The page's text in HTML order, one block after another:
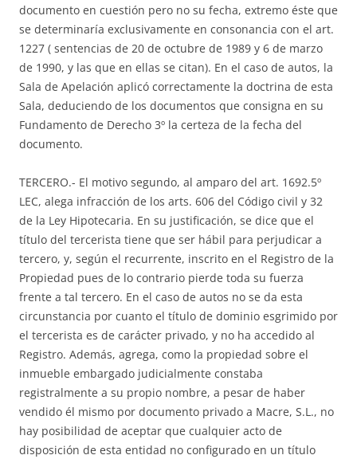
documento en cuestión pero no su fecha, extremo éste que
se determinaría exclusivamente en consonancia con el art.
1227 ( sentencias de 20 de octubre de 1989 y 6 de marzo
de 1990, y las que en ellas se citan). En el caso de autos, la
Sala de Apelación aplicó correctamente la doctrina de esta
Sala, deduciendo de los documentos que consigna en su
Fundamento de Derecho 3º la certeza de la fecha del
documento.
TERCERO.- El motivo segundo, al amparo del art. 1692.5º
LEC, alega infracción de los arts. 606 del Código civil y 32
de la Ley Hipotecaria. En su justificación, se dice que el
título del tercerista tiene que ser hábil para perjudicar a
tercero, y, según el recurrente, inscrito en el Registro de la
Propiedad pues de lo contrario pierde toda su fuerza
frente a tal tercero. En el caso de autos no se da esta
circunstancia por cuanto el título de dominio esgrimido por
el tercerista es de carácter privado, y no ha accedido al
Registro. Además, agrega, como la propiedad sobre el
inmueble embargado judicialmente constaba
registralmente a su propio nombre, a pesar de haber
vendido él mismo por documento privado a Macre, S.L., no
hay posibilidad de aceptar que cualquier acto de
disposición de esta entidad no configurado en un título